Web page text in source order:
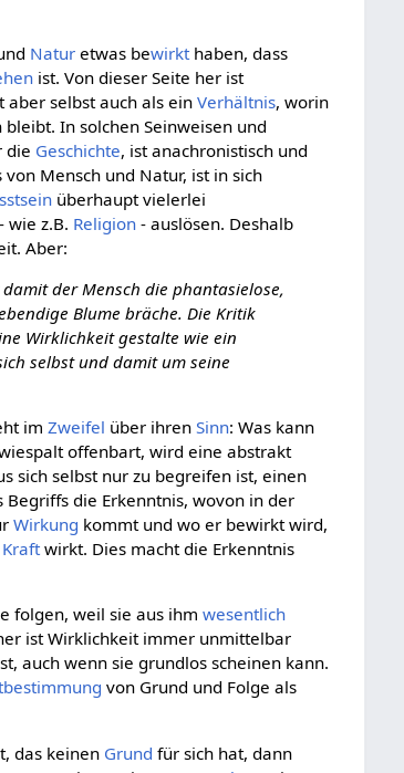
Natur etwas bewirkt haben, dass
ist. Von dieser Seite her ist
aber selbst auch als einVerhältnis, worin
In solchen Seinweisen und
die Geschichte, ist anachronistisch und
Mensch und Natur, ist in sich
überhaupt vielerlei
wie z.B. Religion - auslösen. Deshalb
Aber:
der Mensch die phantasielose,
Blume bräche. Die Kritik
Wirklichkeit gestalte wie ein
selbst und damit um seine
imZweifel über ihrenSinn: Was kann
offenbart, wird eine abstrakt
sich selbst nur zu begreifen ist, einen
Begriffs die Erkenntnis, wovon in der
Wirkung kommt und wo er bewirkt wird,
wirkt. Dies macht die Erkenntnis
folgen, weil sie aus ihmwesentlich
ist Wirklichkeit immer unmittelbar
auch wenn sie grundlos scheinen kann.
von Grund und Folge als
das keinen Grund für sich hat, dann